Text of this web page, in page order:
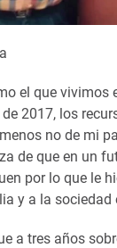
el que vivimos
2017, los
no de mi
de que en un
por lo que le
y a la sociedad
a tres años